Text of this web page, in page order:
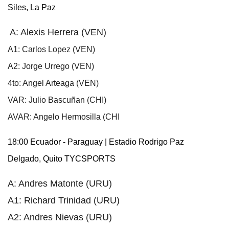
Siles, La Paz
A: Alexis Herrera (VEN)
A1: Carlos Lopez (VEN)
A2: Jorge Urrego (VEN)
4to: Angel Arteaga (VEN)
VAR: Julio Bascuñan (CHI)
AVAR: Angelo Hermosilla (CHI
18:00 Ecuador - Paraguay | Estadio Rodrigo Paz
Delgado, Quito TYCSPORTS
A: Andres Matonte (URU)
A1: Richard Trinidad (URU)
A2: Andres Nievas (URU)